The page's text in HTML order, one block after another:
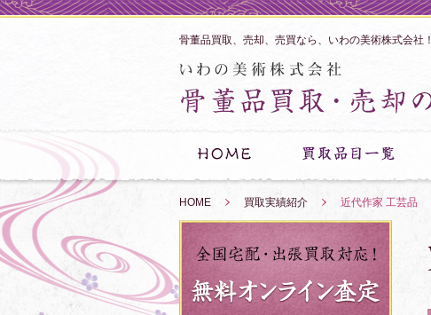
骨董品買取、売却、売買なら、いわの美術株式会社！
HOME 買取実績紹介 近代作家 工芸品